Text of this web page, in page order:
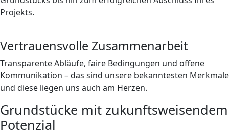
Projekts.
Vertrauensvolle Zusammenarbeit
Transparente Abläufe, faire Bedingungen und offene
Kommunikation – das sind unsere bekanntesten Merkmale
und diese liegen uns auch am Herzen.
Grundstücke mit zukunftsweisendem
Potenzial